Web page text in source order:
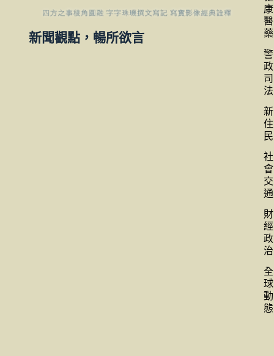
新聞觀點，暢所欲言
康
醫
藥
警
政
司
法
新
住
民
社
會
交
通
財
經
政
治
全
球
動
態